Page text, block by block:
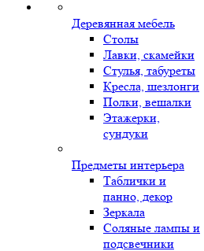
Деревянная мебель
Столы
Лавки, скамейки
Стулья, табуреты
Кресла, шезлонги
Полки, вешалки
Этажерки,
сундуки
Предметы интерьера
Таблички и
панно, декор
Зеркала
Соляные лампы и
подсвечники